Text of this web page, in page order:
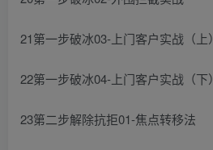
21第一步破冰03-上门客户实战（上）
22第一步破冰04-上门客户实战（下）
23第二步解除抗拒01-焦点转移法